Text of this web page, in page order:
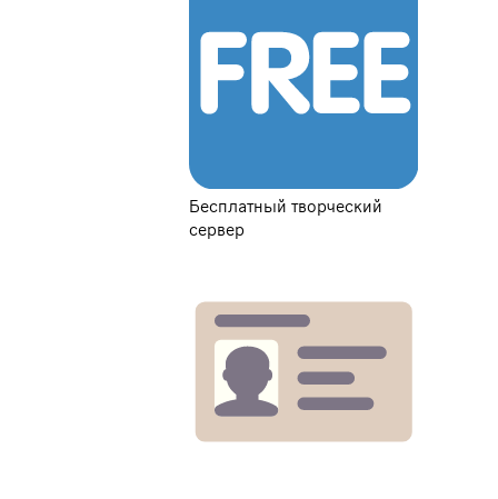
Бесплатный творческий
сервер